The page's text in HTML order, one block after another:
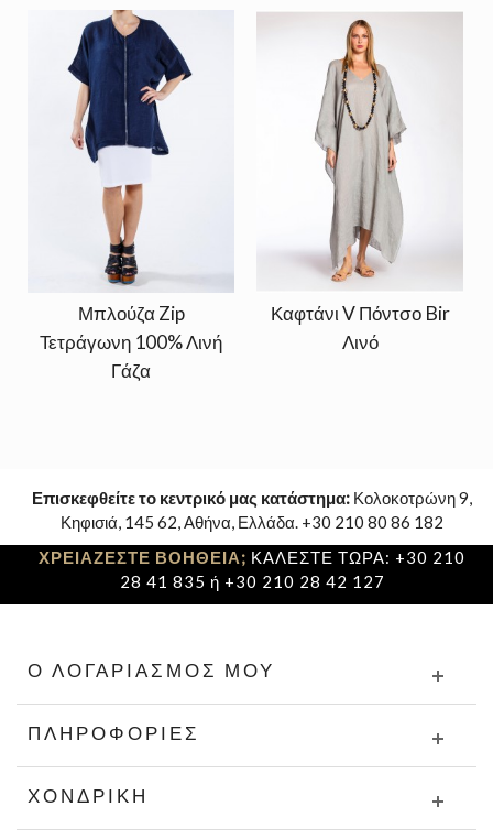
Μπλούζα Zip
Τετράγωνη 100% Λινή
Γάζα
Καφτάνι V Πόντσο Bir
Λινό
Επισκεφθείτε το κεντρικό μας κατάστημα: Κολοκοτρώνη 9,
Κηφισιά, 145 62, Αθήνα, Ελλάδα. +30 210 80 86 182
ΧΡΕΙΑΖΕΣΤΕ ΒΟΗΘΕΙΑ; ΚΑΛΕΣΤΕ ΤΩΡΑ: +30 210
28 41 835 ή +30 210 28 42 127
Ο ΛΟΓΑΡΙΑΣΜΌΣ ΜΟΥ
ΠΛΗΡΟΦΟΡΊΕΣ
ΧΟΝΔΡΙΚΉ